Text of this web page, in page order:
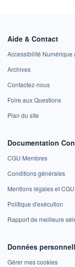
Aide & Contact
Accessibilité Numérique
Archives
Contactez-nous
Foire aux Questions
Plan du site
Documentation
CGU Membres
Conditions générales
Mentions légales et CGU
Politique d'exécution
Rapport de meilleure
Données
Gérer mes cookies